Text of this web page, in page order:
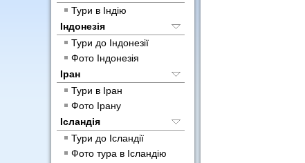
Тури в Індію
Індонезія
Тури до Індонезії
Фото Індонезія
Іран
Тури в Іран
Фото Ірану
Ісландія
Тури до Ісландії
Фото тура в Ісландію